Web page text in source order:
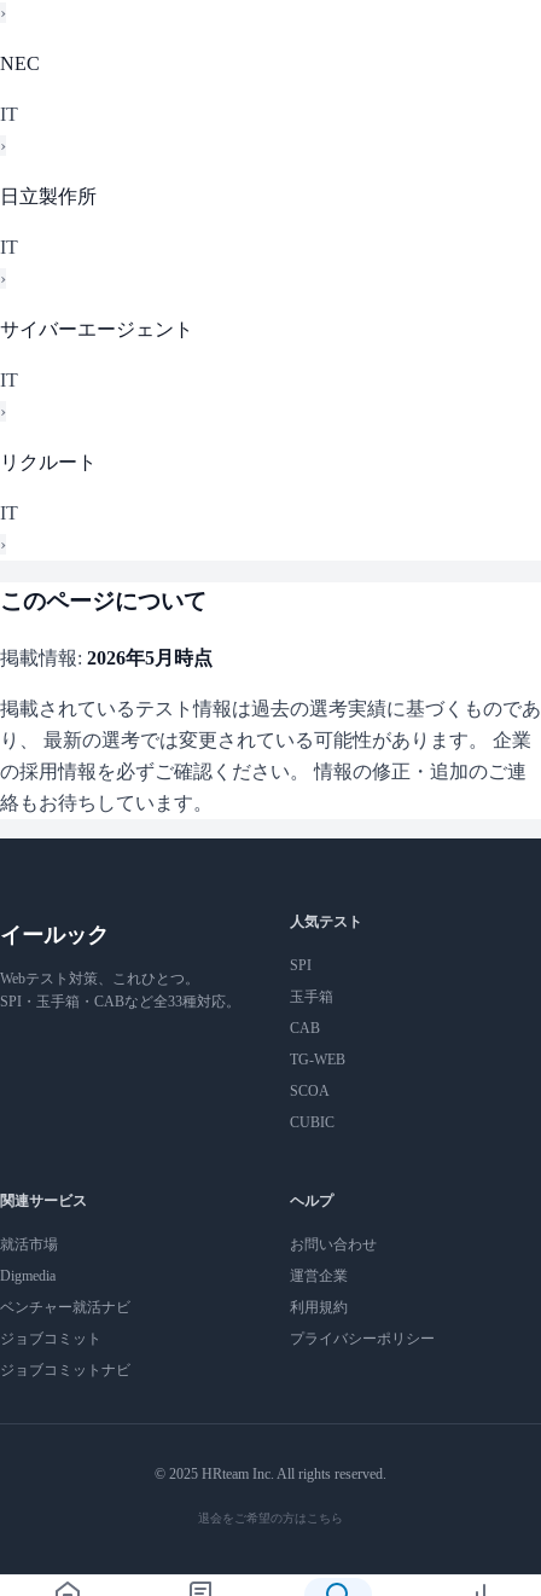
›
NEC
IT
›
日立製作所
IT
›
サイバーエージェント
IT
›
リクルート
IT
›
このページについて
掲載情報: 2026年5月 時点
掲載されているテスト情報は過去の選考実績に基づくものであ
り、 最新の選考では変更されている可能性があります。 企業
の採用情報を必ずご確認ください。 情報の修正・追加のご連
絡もお待ちしています。
イールック
Webテスト対策、これひとつ。
SPI・玉手箱・CABなど全33種対応。
人気テスト
SPI
玉手箱
CAB
TG-WEB
SCOA
CUBIC
関連サービス
就活市場
Digmedia
ベンチャー就活ナビ
ジョブコミット
ジョブコミットナビ
ヘルプ
お問い合わせ
運営企業
利用規約
プライバシーポリシー
© 2025 HRteam Inc. All rights reserved.
退会をご希望の方はこちら